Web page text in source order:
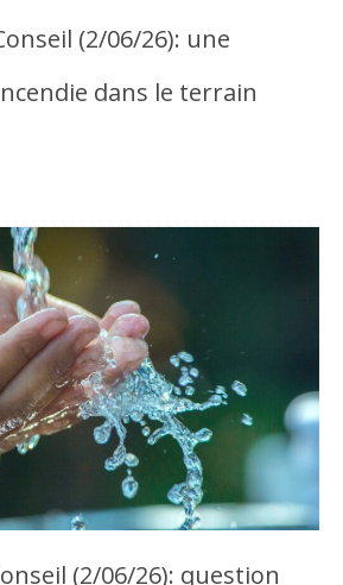
(2/06/26): une
dans le terrain
(2/06/26): question